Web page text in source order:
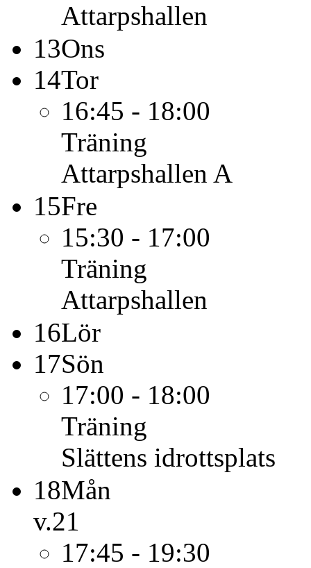
Attarpshallen
13Ons
14Tor
16:45 - 18:00
Träning
Attarpshallen A
15Fre
15:30 - 17:00
Träning
Attarpshallen
16Lör
17Sön
17:00 - 18:00
Träning
Slättens idrottsplats
18Mån
v.21
17:45 - 19:30